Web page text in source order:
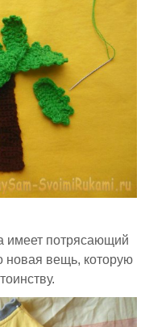
имеет потрясающий
новая вещь, которую